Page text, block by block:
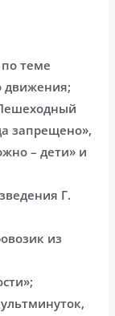
теме
движения;
запрещено»,
– дети» и
Г.
из